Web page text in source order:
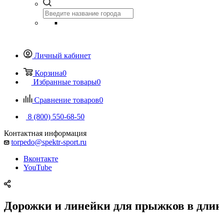
Личный кабинет
Корзина0
Избранные товары0
Сравнение товаров0
8 (800) 550-68-50
Контактная информация
torpedo@spektr-sport.ru
Вконтакте
YouTube
Дорожки и линейки для прыжков в